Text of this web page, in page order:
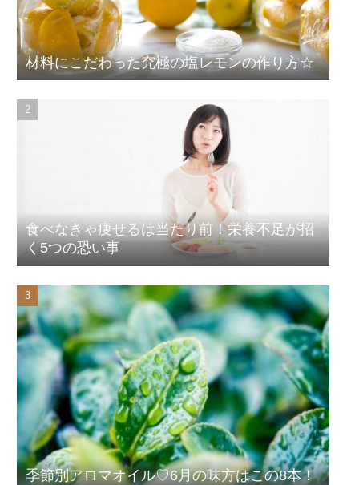
材料にこだわった究極の塩レモンの作り方☆
食べなきゃ痩せるは当たり前！栄養不足が招
く5つの恐い事
季節別アロマオイル♡6月の味方はこの8本！